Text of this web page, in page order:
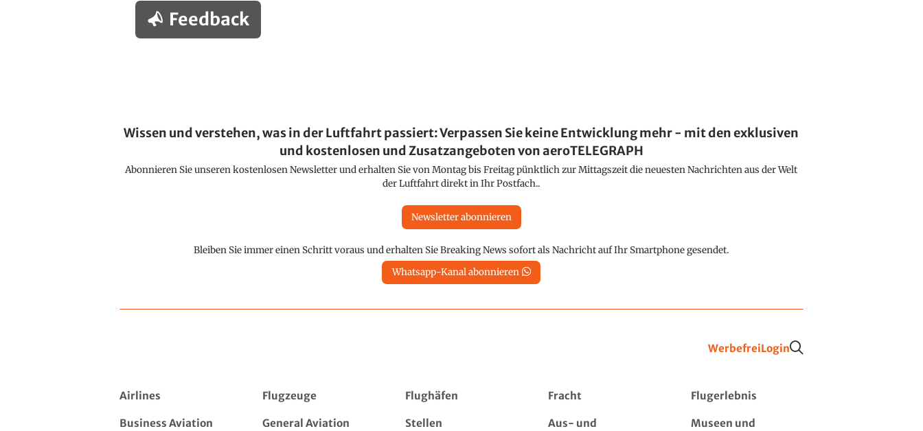
Feedback
Wissen und verstehen, was in der Luftfahrt passiert: Verpassen Sie keine Entwicklung mehr - mit den exklusiven
und kostenlosen und Zusatzangeboten von aeroTELEGRAPH
Abonnieren Sie unseren kostenlosen Newsletter und erhalten Sie von Montag bis Freitag pünktlich zur Mittagszeit die neuesten Nachrichten aus der Welt
der Luftfahrt direkt in Ihr Postfach..
Newsletter abonnieren
Bleiben Sie immer einen Schritt voraus und erhalten Sie Breaking News sofort als Nachricht auf Ihr Smartphone gesendet.
Whatsapp-Kanal abonnieren
WerbefreiLogin
Airlines Flugzeuge Flughäfen Fracht Flugerlebnis
Business Aviation General Aviation Stellen
Aus- und
Museen und